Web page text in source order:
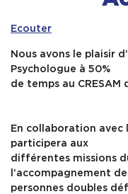
SERVICES
INFOS PRATIQUES
Ecouter
Nous avons le plaisir
Psychologue à 50%
de temps au CRESAM
En collaboration avec
participera aux
différentes missions
l’accompagnement
personnes doubles